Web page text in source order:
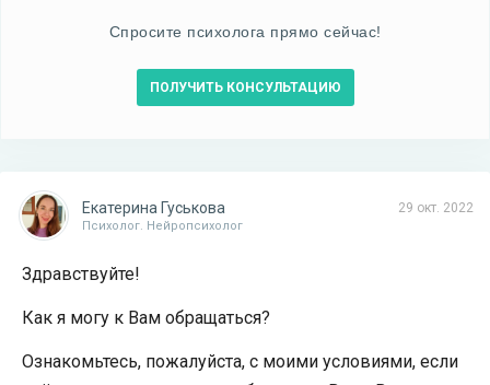
Спросите психолога прямо сейчас!
ПОЛУЧИТЬ КОНСУЛЬТАЦИЮ
29 окт. 2022
Екатерина Гуськова
Психолог. Нейропсихолог
Здравствуйте!
Как я могу к Вам обращаться?
Ознакомьтесь, пожалуйста, с моими условиями, если